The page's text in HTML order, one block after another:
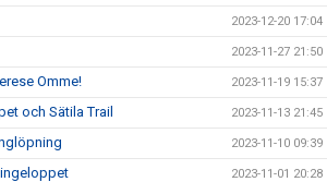
2023-12-20 17:04
2023-11-27 21:50
Omme! 2023-11-19 15:37
och Sätila Trail 2023-11-13 21:45
2023-11-10 09:39
2023-11-01 20:28